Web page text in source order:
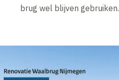
brug wel blijven gebruiken.